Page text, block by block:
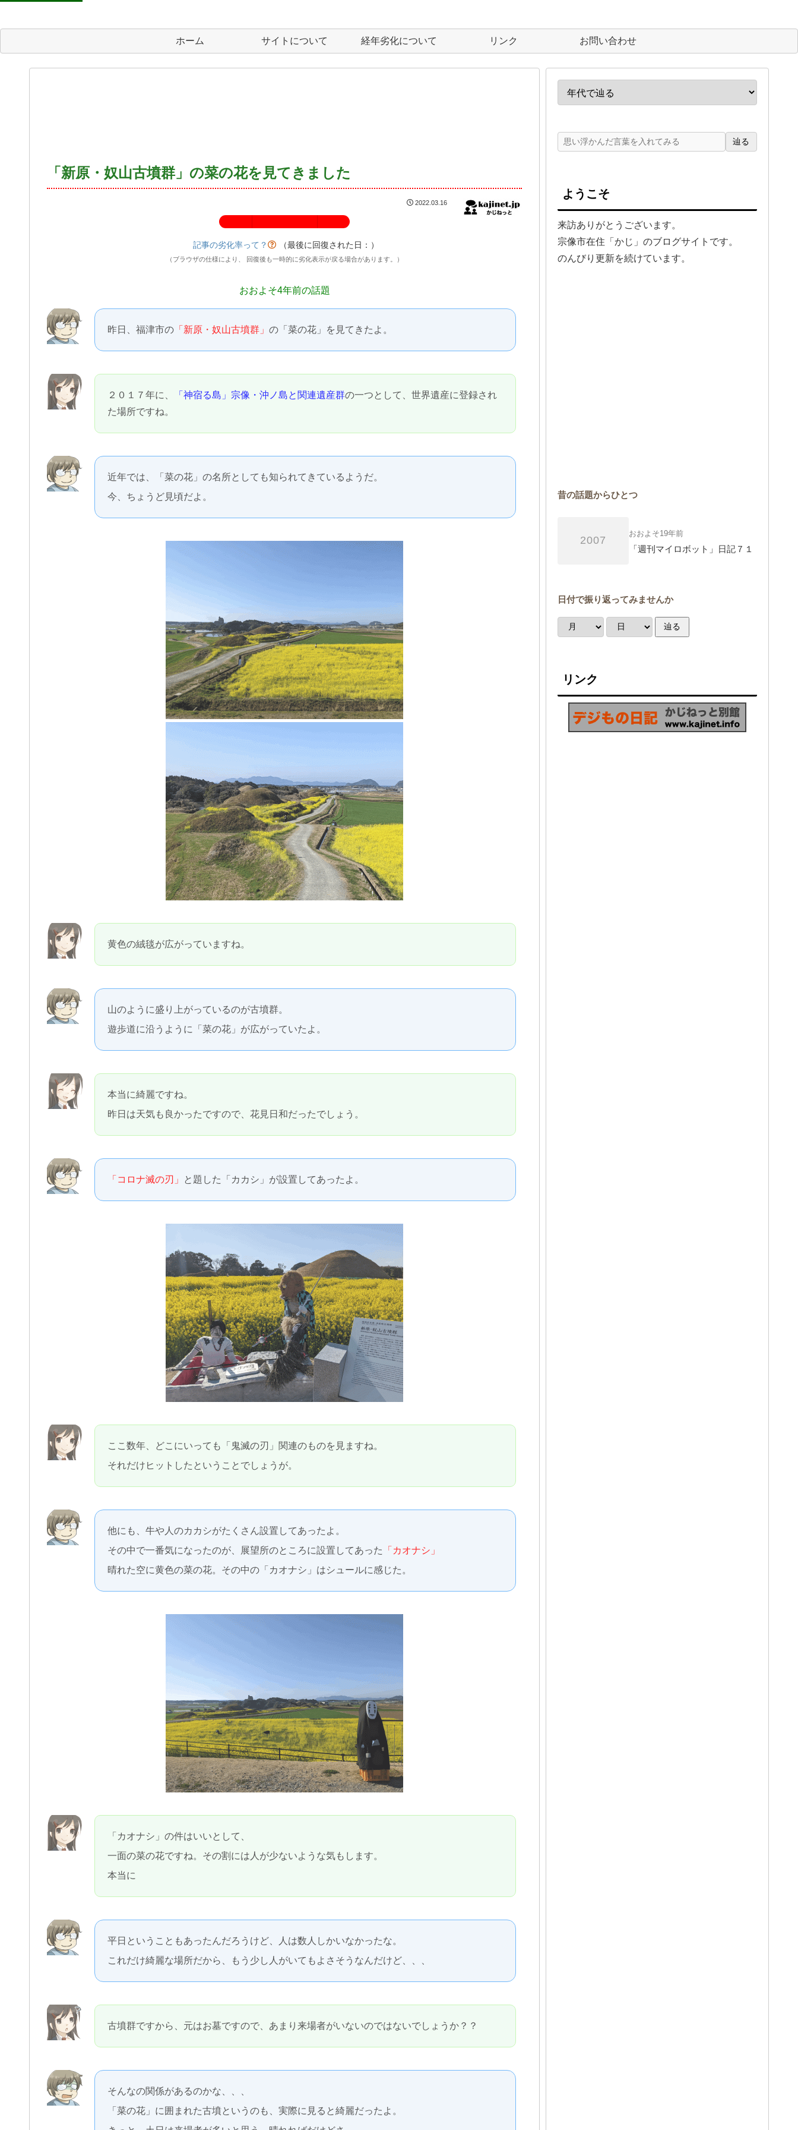
ホーム サイトについて 経年劣化について リンク お問い合わせ
「新原・奴山古墳群」の菜の花を見てきました
2022.03.16
記事の劣化率って？ （最後に回復された日： ）
（ブラウザの仕様により、 回復後も一時的に劣化表示が戻る場合があります。）
おおよそ4年前の話題
昨日、福津市の 「新原・奴山古墳群」 の「菜の花」を見てきたよ。
２０１７年に、 「神宿る島」宗像・沖ノ島と関連遺産群の一つとして、世界遺産に登録され
た場所ですね。
近年では、「菜の花」の名所としても知られてきているようだ。
今、ちょうど見頃だよ。
黄色の絨毯が広がっていますね。
山のように盛り上がっているのが古墳群。
遊歩道に沿うように「菜の花」が広がっていたよ。
本当に綺麗ですね。
昨日は天気も良かったですので、花見日和だったでしょう。
「コロナ滅の刃」 と題した「カカシ」が設置してあったよ。
ここ数年、どこにいっても「鬼滅の刃」関連のものを見ますね。
それだけヒットしたということでしょうが。
他にも、牛や人のカカシがたくさん設置してあったよ。
その中で一番気になったのが、展望所のところに設置してあった
「カオナシ」
晴れた空に黄色の菜の花。その中の「カオナシ」はシュールに感じた。
「カオナシ」の件はいいとして、
一面の菜の花ですね。その割には人が少ないような気もします。
本当に
平日ということもあったんだろうけど、人は数人しかいなかったな。
これだけ綺麗な場所だから、もう少し人がいてもよさそうなんだけど、、、
古墳群ですから、元はお墓ですので、あまり来場者がいないのではないでしょうか？？
そんなの関係があるのかな、、、
「菜の花」に囲まれた古墳というのも、実際に見ると綺麗だったよ。
辿る
ようこそ
来訪ありがとうございます。
宗像市在住「かじ」のブログサイトです。
のんびり更新を続けています。
昔の話題からひとつ
2007
おおよそ19年前
「週刊マイロボット」日記７１
日付で振り返ってみませんか
辿る
リンク